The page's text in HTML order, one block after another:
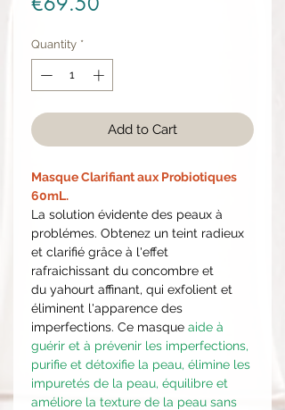
Quantity *
Add to Cart
Masque Clarifiant aux Probiotiques
60mL.
La solution évidente des peaux à
problémes. Obtenez un teint radieux
et clarifié grâce à l'effet
rafraichissant du concombre et
du yahourt affinant, qui exfolient et
éliminent l'apparence des
imperfections. Ce masque aide à
guérir et à prévenir les imperfections,
purifie et détoxifie la peau, élimine les
impuretés de la peau, équilibre et
améliore la texture de la peau sans